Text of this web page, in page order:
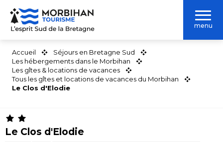
Aller
contenu
menu
Accueil
Séjours en Bretagne Sud
Les hébergements dans le Morbihan
Les gîtes & locations de vacances
Tous les gîtes et locations de vacances du Morbihan
Le Clos d'Elodie
Le Clos d'Elodie